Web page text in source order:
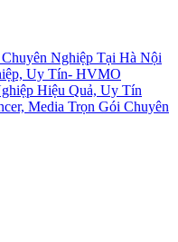
Nghiệp Tại Hà Nội
Uy Tín- HVMO
Hiệu Quả, Uy Tín
Media Trọn Gói Chuyên